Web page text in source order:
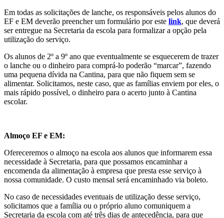
Em todas as solicitações de lanche, os responsáveis pelos alunos do
EF e EM deverão preencher um formulário por este link, que deverá
ser entregue na Secretaria da escola para formalizar a opção pela
utilização do serviço.
Os alunos de 2º a 9º ano que eventualmente se esquecerem de trazer
o lanche ou o dinheiro para comprá-lo poderão “marcar”, fazendo
uma pequena dívida na Cantina, para que não fiquem sem se
alimentar. Solicitamos, neste caso, que as famílias enviem por eles, o
mais rápido possível, o dinheiro para o acerto junto à Cantina
escolar.
Almoço EF e EM:
Ofereceremos o almoço na escola aos alunos que informarem essa
necessidade à Secretaria, para que possamos encaminhar a
encomenda da alimentação à empresa que presta esse serviço à
nossa comunidade. O custo mensal será encaminhado via boleto.
No caso de necessidades eventuais de utilização desse serviço,
solicitamos que a família ou o próprio aluno comuniquem a
Secretaria da escola com até três dias de antecedência, para que